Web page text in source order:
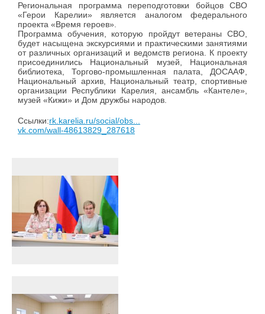
Региональная программа переподготовки бойцов СВО
«Герои Карелии» является аналогом федерального
проекта «Время героев».
Программа обучения, которую пройдут ветераны СВО,
будет насыщена экскурсиями и практическими занятиями
от различных организаций и ведомств региона. К проекту
присоединились Национальный музей, Национальная
библиотека, Торгово-промышленная палата, ДОСААФ,
Национальный архив, Национальный театр, спортивные
организации Республики Карелия, ансамбль «Кантеле»,
музей «Кижи» и Дом дружбы народов.
Ссылки:rk.karelia.ru/social/obs...
vk.com/wall-48613829_287618